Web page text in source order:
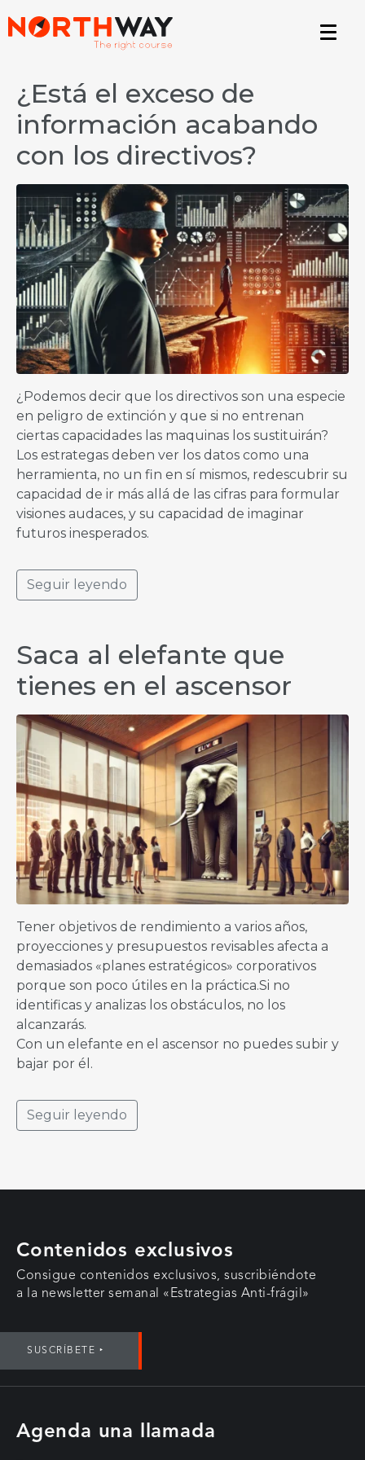
¿Está el exceso de
información acabando
con los directivos?
¿Podemos decir que los directivos son una especie
en peligro de extinción y que si no entrenan
ciertas capacidades las maquinas los sustituirán?
Los estrategas deben ver los datos como una
herramienta, no un fin en sí mismos, redescubrir su
capacidad de ir más allá de las cifras para formular
visiones audaces, y su capacidad de imaginar
futuros inesperados.
Seguir leyendo
Saca al elefante que
tienes en el ascensor
Tener objetivos de rendimiento a varios años,
proyecciones y presupuestos revisables afecta a
demasiados «planes estratégicos» corporativos
porque son poco útiles en la práctica.Si no
identificas y analizas los obstáculos, no los
alcanzarás.
Con un elefante en el ascensor no puedes subir y
bajar por él.
Seguir leyendo
Contenidos exclusivos
Consigue contenidos exclusivos, suscribiéndote
a la newsletter semanal «Estrategias Anti-frágil»
SUSCRÍBETE ‣
Agenda una llamada